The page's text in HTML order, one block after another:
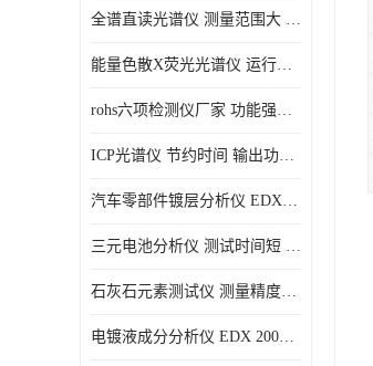
便携式水质重金属检测仪
全谱直读光谱仪 测量范围大 抗干扰性能好
能量色散X荧光光谱仪 运行稳定性高 方便样品的测量
rohs六项检测仪厂家 功能强大 可直接分析
ICP光谱仪 节约时间 输出功率稳定
汽车零部件镀层分析仪 EDX600PLUS 自动谱线识别
三元电池分析仪 测试时间短 体积小 方便便携
石灰石元素测试仪 测量精度高 测量方便 快捷
电镀液成分分析仪 EDX 2000A 测量 穿透力强